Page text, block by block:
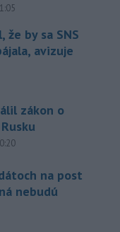
že by sa SNS
avizuje
zákon o
na post
nebudú